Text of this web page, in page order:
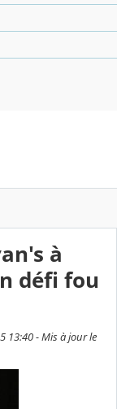
à
défi fou
13:40 - Mis à jour le